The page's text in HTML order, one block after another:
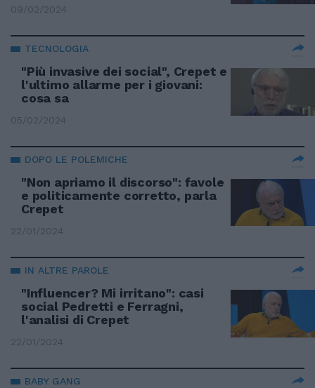
09/02/2024
TECNOLOGIA
"Più invasive dei social", Crepet e
l'ultimo allarme per i giovani:
cosa sa
05/02/2024
DOPO LE POLEMICHE
"Non apriamo il discorso": favole
e politicamente corretto, parla
Crepet
22/01/2024
IN ALTRE PAROLE
"Influencer? Mi irritano": casi
social Pedretti e Ferragni,
l'analisi di Crepet
22/01/2024
BABY GANG